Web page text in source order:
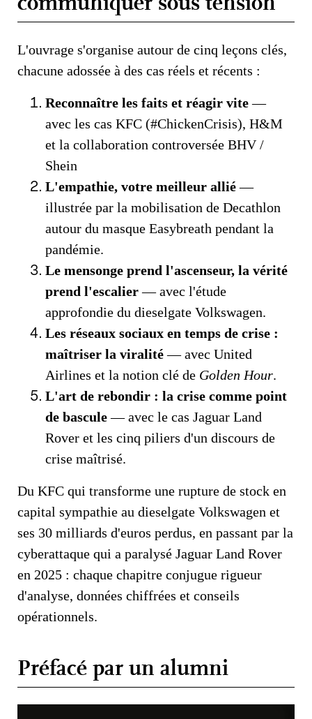
L'ouvrage s'organise autour de cinq leçons clés,
chacune adossée à des cas réels et récents :
Reconnaître les faits et réagir vite—
avec les cas KFC (#ChickenCrisis), H&M
et la collaboration controversée BHV /
Shein
L'empathie, votre meilleur allié—
illustrée par la mobilisation de Decathlon
autour du masque Easybreath pendant la
pandémie.
Le mensonge prend l'ascenseur, la vérité
prend l'escalier— avec l'étude
approfondie du dieselgate Volkswagen.
Les réseaux sociaux en temps de crise :
maîtriser la viralité— avec United
Airlines et la notion clé de Golden Hour.
L'art de rebondir : la crise comme point
de bascule— avec le cas Jaguar Land
Rover et les cinq piliers d'un discours de
crise maîtrisé.
Du KFC qui transforme une rupture de stock en
capital sympathie au dieselgate Volkswagen et
ses 30 milliards d'euros perdus, en passant par la
cyberattaque qui a paralysé Jaguar Land Rover
en 2025 : chaque chapitre conjugue rigueur
d'analyse, données chiffrées et conseils
opérationnels.
Préfacé par un alumni